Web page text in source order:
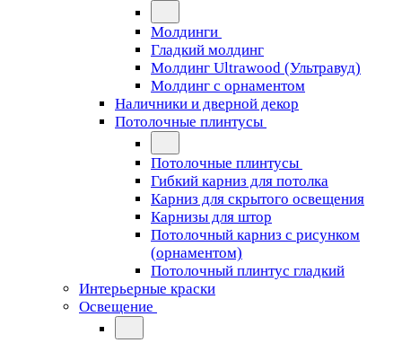
Молдинги
Гладкий молдинг
Молдинг Ultrawood (Ультравуд)
Молдинг с орнаментом
Наличники и дверной декор
Потолочные плинтусы
Потолочные плинтусы
Гибкий карниз для потолка
Карниз для скрытого освещения
Карнизы для штор
Потолочный карниз с рисунком
(орнаментом)
Потолочный плинтус гладкий
Интерьерные краски
Освещение